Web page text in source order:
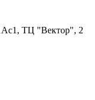
ТЦ "Вектор", 2